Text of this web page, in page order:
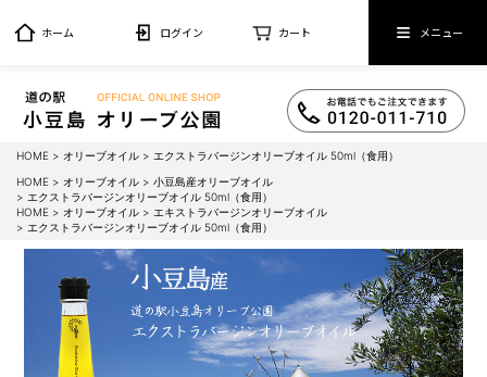
ホーム ログイン カート メニュー
HOME オリーブオイル
エクストラバージンオリーブオイル 50ml（食用）
HOME
オリーブオイル
小豆島産オリーブオイル
エクストラバージンオリーブオイル 50ml（食用）
HOME
オリーブオイル
エキストラバージンオリーブオイル
エクストラバージンオリーブオイル 50ml（食用）